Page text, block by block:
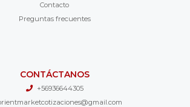
Contacto
Preguntas frecuentes
CONTÁCTANOS
+56936644305